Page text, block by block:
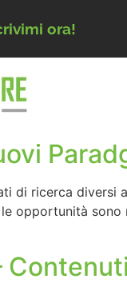
ora!
di ricerca diversi
opportunità